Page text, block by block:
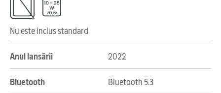
Nu este inclus standard
Anul lansării 2022
Bluetooth Bluetooth 5.3